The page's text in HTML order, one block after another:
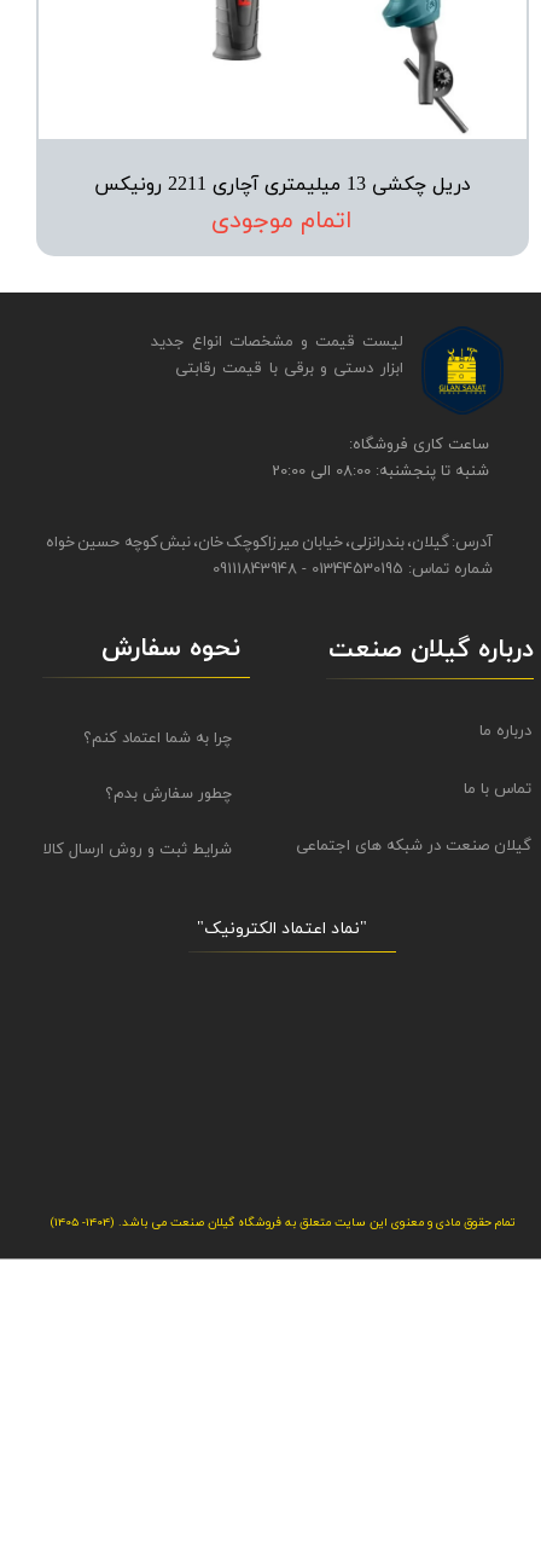
دریل چکشی 13 میلیمتری آچاری 2211 رونیکس
اتمام موجودی
​​ساعت کاری فروشگاه:
شنبه تا پنجشنبه: 08:00 الی 20:00
آدرس: گیلان، بندرانزلی، خیابان میرزاکوچک خان، نبش کوچه حسین خواه
شماره تماس: 01344530195 - 09111843948
لیست قیمت و مشخصات انواع جدید
ابزار دستی و برقی ​​​​​​​با قیمت رقابتی
نحوه سفارش
چرا به شما اعتماد کنم؟
چطور سفارش بدم؟
شرایط ثبت و روش ارسال کالا
تمام حقوق مادی و معنوی این سایت متعلق به فروشگاه گیلان صنعت می باشد. (1404- 1405)
"نماد اعتماد الکترونیک​​​​​​​"
درباره گیلان صنعت
درباره ما
تماس با ما
گیلان صنعت در شبکه های اجتماعی